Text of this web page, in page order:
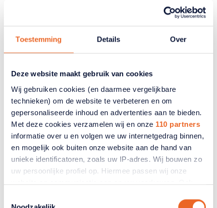
Toestemming Details Over
Deze website maakt gebruik van cookies
Wij gebruiken cookies (en daarmee vergelijkbare
technieken) om de website te verbeteren en om
gepersonaliseerde inhoud en advertenties aan te bieden.
Met deze cookies verzamelen wij en onze 110 partners
informatie over u en volgen we uw internetgedrag binnen,
en mogelijk ook buiten onze website aan de hand van
unieke identificatoren, zoals uw IP-adres. Wij bouwen zo
uw persoonlijke profiel op. Hiermee passen wij onze
website en communicatie aan op uw voorkeuren. Ook
van uw recente internetgedrag. Ook delen we mogelijk
Sociaal contact (gecombineerd met bewegen)
Wat is een goede wandeluitrusting?
Zo gaat u veilig in uw eentje op pad
Wandelen met een beperking
Wandelroutes vinden
Over KWbN, Wandel.nl en ANBO-PCOB
Vraag hieronder de Tipgids
Wandelen aan
Bent u lid van ANBO-PCOB? Log dan in
op de website zodat u de tipgids direct
loggen. Bent u geen lid of niet ingelogd